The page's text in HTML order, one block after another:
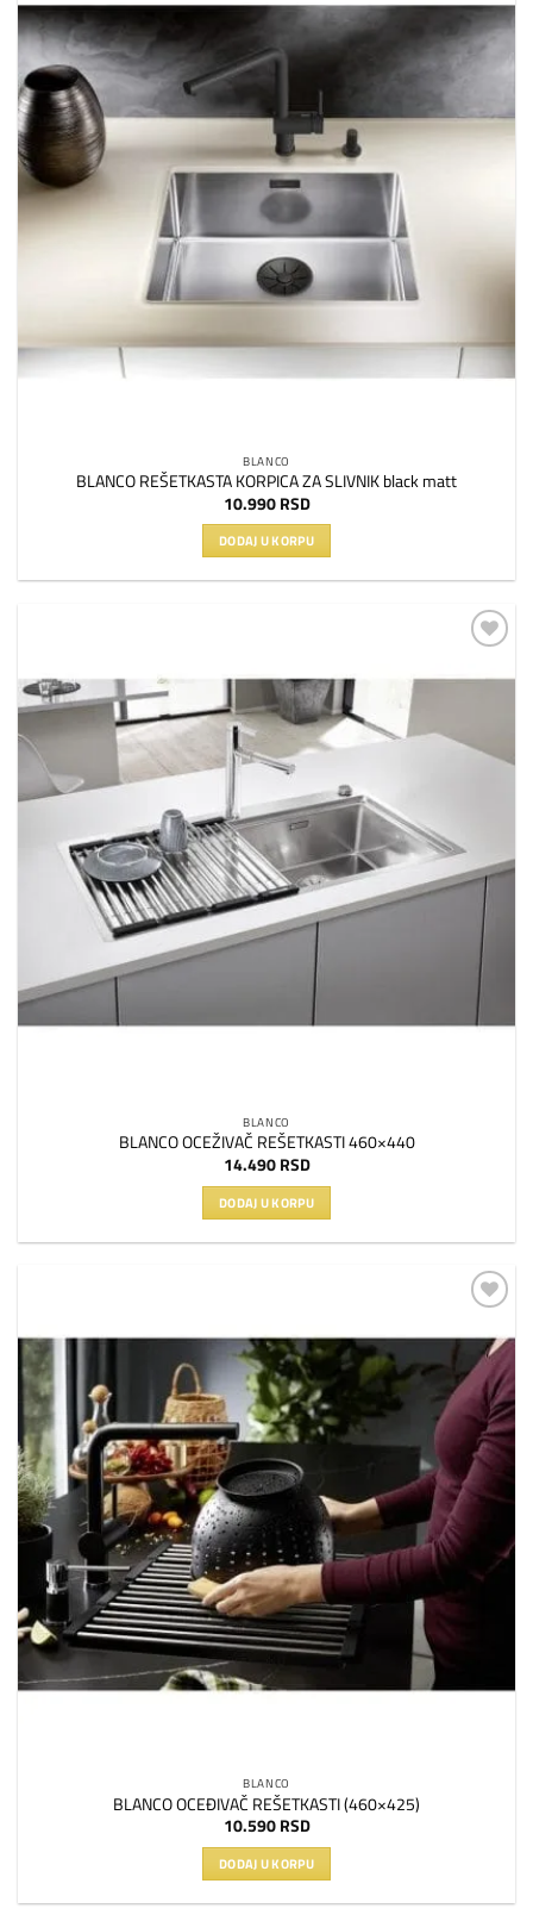
na
listu
želja
BLANCO
BLANCO REŠETKASTA KORPICA ZA SLIVNIK black matt
10.990 RSD
DODAJ U KORPU
na
BLANCO
BLANCO OCEŽIVAČ REŠETKASTI 460×440
14.490 RSD
DODAJ U KORPU
na
listu
želja
BLANCO
BLANCO OCEĐIVAČ REŠETKASTI (460×425)
10.590 RSD
DODAJ U KORPU